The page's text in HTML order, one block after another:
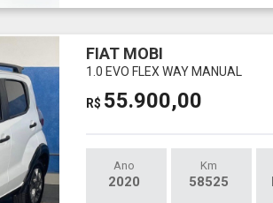
FIAT MOBI
1.0 EVO FLEX WAY MANUAL
R$ 55.900,00
Ano
2020
Km
58525